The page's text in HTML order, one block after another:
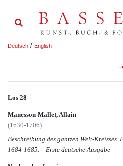
Deutsch / English
Los 28
Manesson-Mallet, Allain
(1630-1706)
Beschreibung des gantzen Welt-
1684-1685. – Erste deutsche Ausgabe